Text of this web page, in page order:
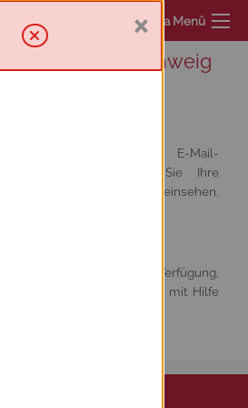
Sympa Menü
TU Braunschweig
haben Sie Zugriff zur E-Mail-
Von hier aus können Sie Ihre
oder abbestellen, Archive einsehen,
stehen erst zur Verfügung,
haben. Loggen Sie sich mit Hilfe
Menü oben rechts ein.
×